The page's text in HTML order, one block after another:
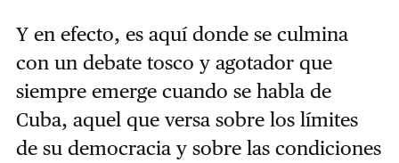
Y en efecto, es aquí donde se culmina
con un debate tosco y agotador que
siempre emerge cuando se habla de
Cuba, aquel que versa sobre los límites
de su democracia y sobre las condiciones